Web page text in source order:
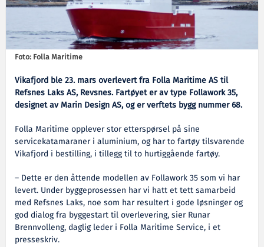
Foto: Folla Maritime
Vikafjord ble 23. mars overlevert fra Folla Maritime AS til
Refsnes Laks AS, Revsnes. Fartøyet er av type Follawork 35,
designet av Marin Design AS, og er verftets bygg nummer 68.
Folla Maritime opplever stor etterspørsel på sine
servicekatamaraner i aluminium, og har to fartøy tilsvarende
Vikafjord i bestilling, i tillegg til to hurtiggående fartøy.
– Dette er den åttende modellen av Follawork 35 som vi har
levert. Under byggeprosessen har vi hatt et tett samarbeid
med Refsnes Laks, noe som har resultert i gode løsninger og
god dialog fra byggestart til overlevering, sier Runar
Brennvolleng, daglig leder i Folla Maritime Service, i et
presseskriv.